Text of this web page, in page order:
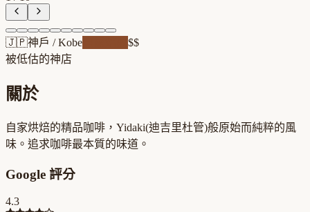
🇯🇵神戶 /Kobe
$$
被低估的神店
關於
自家烘焙的精品咖啡，Yidaki(迪吉里杜管)般原始而純粹的風
味。追求咖啡最本質的味道。
Google 評分
4.3